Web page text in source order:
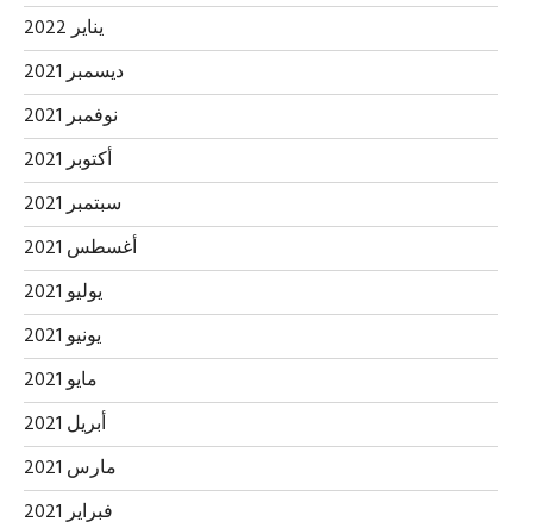
يناير 2022
ديسمبر 2021
نوفمبر 2021
أكتوبر 2021
سبتمبر 2021
أغسطس 2021
يوليو 2021
يونيو 2021
مايو 2021
أبريل 2021
مارس 2021
فبراير 2021